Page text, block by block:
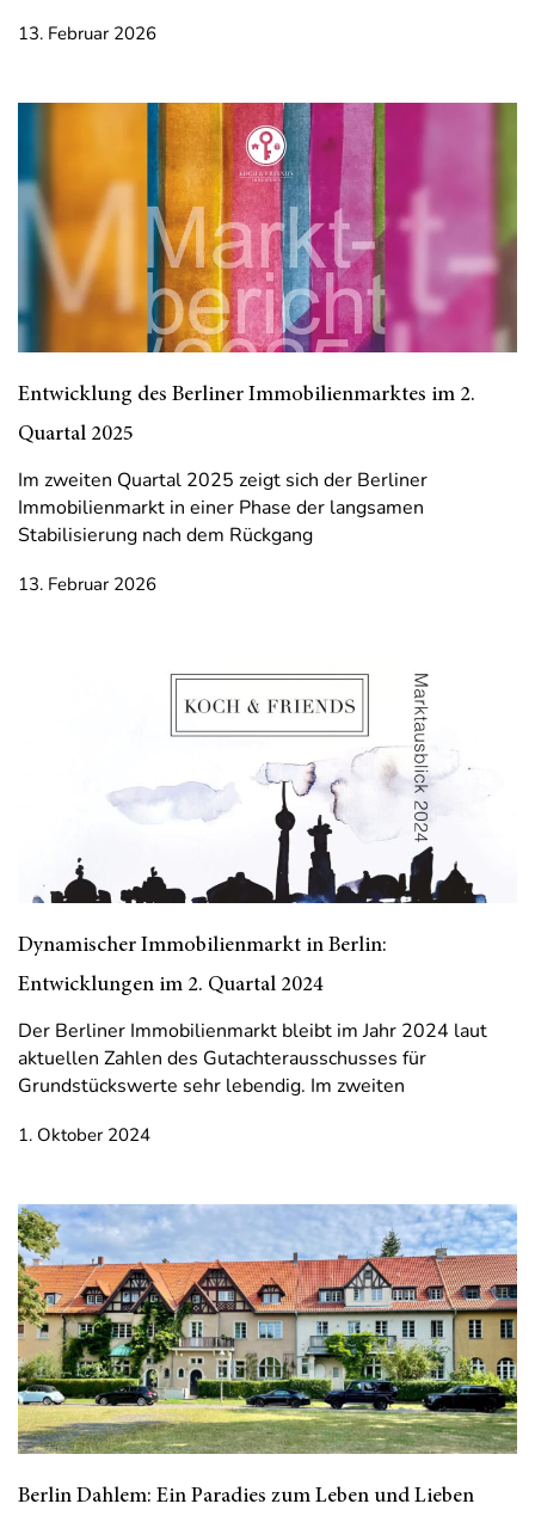
13. Februar 2026
Entwicklung des Berliner Immobilienmarktes im 2.
Quartal 2025
13. Februar 2026
Im zweiten Quartal 2025 zeigt sich der Berliner
Immobilienmarkt in einer Phase der langsamen
Stabilisierung nach dem Rückgang
Dynamischer Immobilienmarkt in Berlin:
Entwicklungen im 2. Quartal 2024
1. Oktober 2024
Der Berliner Immobilienmarkt bleibt im Jahr 2024 laut
aktuellen Zahlen des Gutachterausschusses für
Grundstückswerte sehr lebendig. Im zweiten
Berlin Dahlem: Ein Paradies zum Leben und Lieben